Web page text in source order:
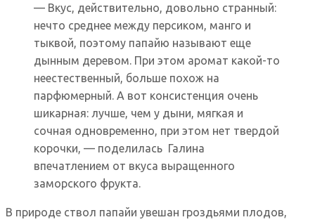
— Вкус, действительно, довольно странный:
нечто среднее между персиком, манго и
тыквой, поэтому папайю называют еще
дынным деревом. При этом аромат какой-то
неестественный, больше похож на
парфюмерный. А вот консистенция очень
шикарная: лучше, чем у дыни, мягкая и
сочная одновременно, при этом нет твердой
корочки, — поделилась Галина
впечатлением от вкуса выращенного
заморского фрукта.
В природе ствол папайи увешан гроздьями плодов,